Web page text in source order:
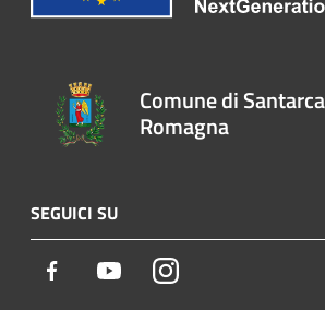
Comune di
Romagna
SEGUICI SU
Facebook YoutubeInstagram